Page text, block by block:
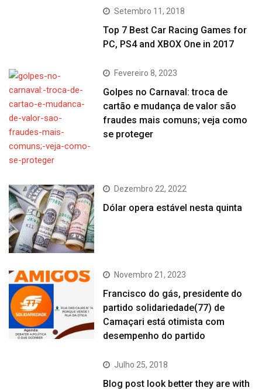
Setembro 11, 2018
Top 7 Best Car Racing Games for
PC, PS4 and XBOX One in 2017
Fevereiro 8, 2023
Golpes no Carnaval: troca de
cartão e mudança de valor são
fraudes mais comuns; veja como
se proteger
Dezembro 22, 2022
Dólar opera estável nesta quinta
Novembro 21, 2023
Francisco do gás, presidente do
partido solidariedade(77) de
Camaçari está otimista com
desempenho do partido
Julho 25, 2018
Blog post look better they are with